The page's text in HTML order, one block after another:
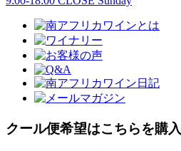
クール便希望はこちらを購入